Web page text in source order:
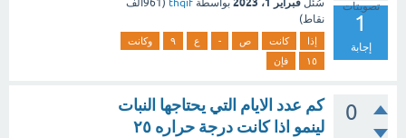
تصويتات
1
إجابة
سُئل بواسطة thqif
( 961ألف
نقاط)
إذا كانت ص - ع ٩
وكانت
١٥
فإن
0
كم عدد الايام التي يحتاجها النبات
لينمو اذا كانت درجة حراره ٢٥